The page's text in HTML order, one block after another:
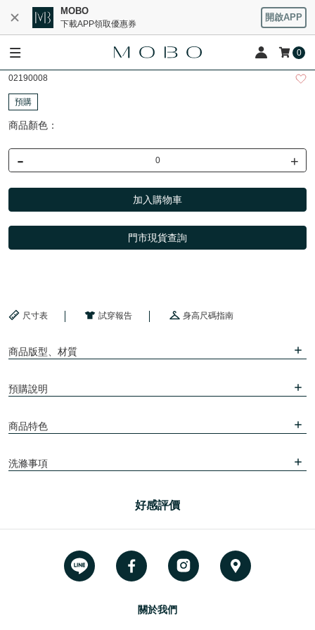
MOBO
下載APP領取優惠券
開啟APP
0
02190008
預購
商品顏色：
- +
加入購物車
門市現貨查詢
尺寸表 試穿報告 身高尺碼指南
商品版型、材質
預購說明
商品特色
洗滌事項
好感評價
關於我們